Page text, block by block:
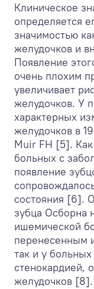
Клиническое
определяется
значимостью
желудочков и
Появление
очень плохим
увеличивает
желудочков. У
характерных
желудочков в
Muir FH [5].
больных с
появление
состояния [6].
зубца Осборна
ишемической
перенесенным
так и у больных
стенокардией,
желудочков [8].